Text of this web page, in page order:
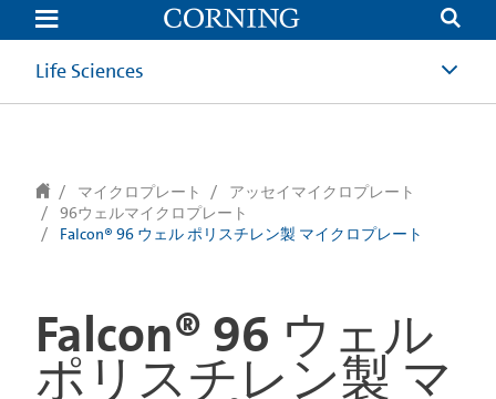
text.skipToContent
text.skipToNavigation
Life Sciences
マイクロプレート
アッセイマイクロプレート
96ウェルマイクロプレート
Falcon® 96 ウェル ポリスチレン製 マイクロプレート
Falcon® 96 ウェル
ポリスチレン製 マ